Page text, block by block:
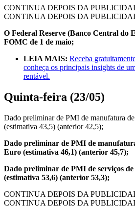
CONTINUA DEPOIS DA
CONTINUA DEPOIS DA
O Federal Reserve (Banco Central do
FOMC de 1 de maio;
LEIA MAIS: Receba
conheça os principais insights de
rentável.
Quinta-feira (23/05)
Dado preliminar de PMI de manufatura
(estimativa 43,5) (anterior 42,5);
Dado preliminar de PMI de
Euro (estimativa 46,1) (anterior 45,7);
Dado preliminar de PMI de serviços
(estimativa 53,6) (anterior 53,3);
CONTINUA DEPOIS DA
CONTINUA DEPOIS DA